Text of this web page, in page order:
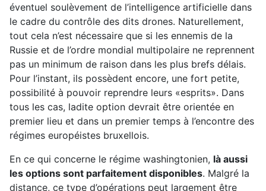
éventuel soulèvement de l’intelligence artificielle dans
le cadre du contrôle des dits drones. Naturellement,
tout cela n’est nécessaire que si les ennemis de la
Russie et de l’ordre mondial multipolaire ne reprennent
pas un minimum de raison dans les plus brefs délais.
Pour l’instant, ils possèdent encore, une fort petite,
possibilité à pouvoir reprendre leurs «esprits». Dans
tous les cas, ladite option devrait être orientée en
premier lieu et dans un premier temps à l’encontre des
régimes européistes bruxellois.
En ce qui concerne le régime washingtonien, là aussi
les options sont parfaitement disponibles. Malgré la
distance, ce type d’opérations peut largement être